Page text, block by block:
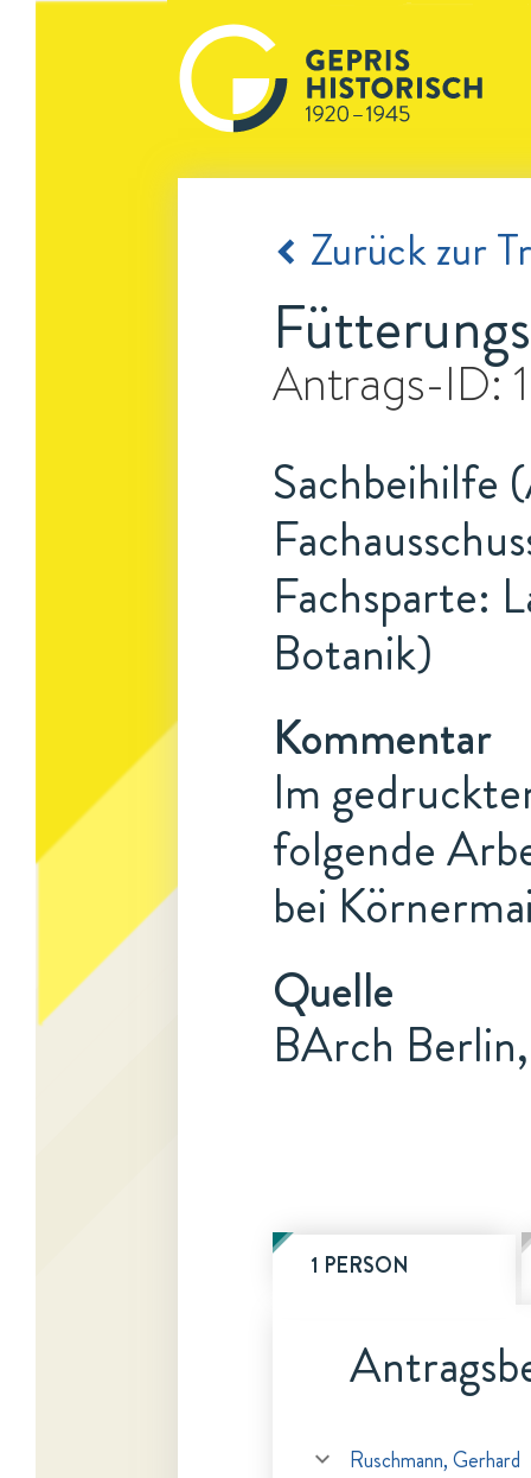
Zurück zur
Antrags-ID:
Sachbeihilfe
Fachsparte:
Botanik)
Kommentar
Im
folgende
bei
Quelle
BArch
1 PERSON
Ruschmann, Gerhard